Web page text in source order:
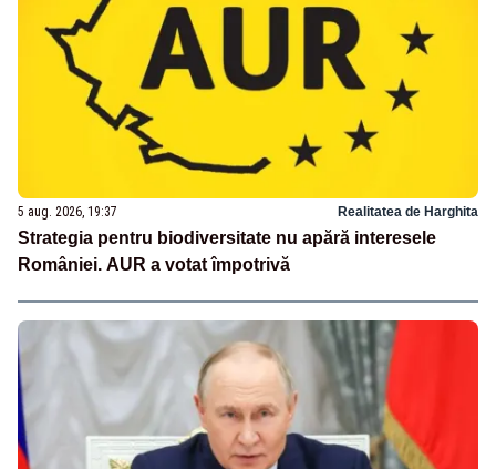
5 aug. 2026, 19:37 Realitatea de Harghita
Strategia pentru biodiversitate nu apără interesele
României. AUR a votat împotrivă